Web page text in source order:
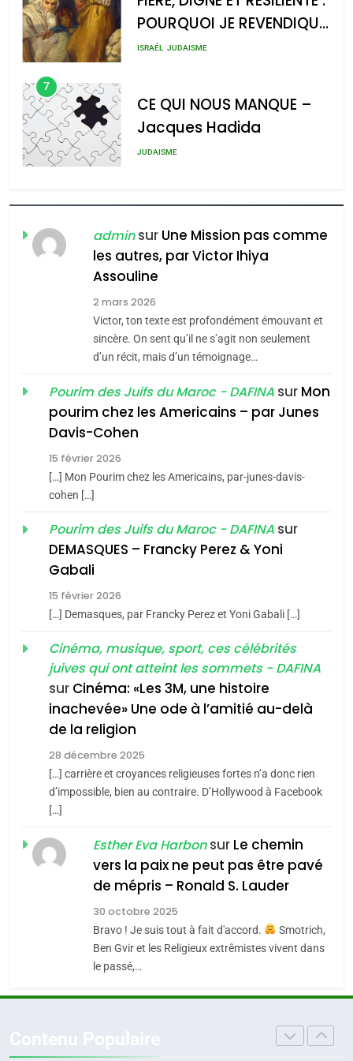
2025, l’année la plus
meurtrière selon le rapport
l’antisémitisme
admin 0
POURQUOI JE REVENDIQUE
MA JUDAÏTE par Thérèse
ISRAÉL JUDAISME
7
CE QUI NOUS MANQUE –
Jacques Hadida
JUDAISME
Maroc : Les amandes de
Tafraout, le miel de Tadla
Azilal consacrés produits
du terroir
DAFINA MAROC
Oeil ravageur – Vanessa
De Loya Stauber
CINEMA ISRAÉL
«Tu dis génocide, je dis
guerre»: La nouvelle
Tout sur la Nostalgie
SOUVENIRS
Accords d’Isaac:
l’alliance pourrait
s’étendre à 13 pays
d’Amérique latine
ISRAÉL JUDAISME
meurtrière selon le
rapport d’ADL contre
l’antisémitisme
FRANCE ISRAÉL
FIÈRE, DIGNE ET RÉSILIENTE :
POURQUOI JE REVENDIQUE
MA JUDAÏTE par Thérèse
Zrihen-Dvir
ISRAÉL JUDAISME
CE QUI NOUS MANQUE –
Jacques Hadida
Maroc : Les amandes de
adminsur Une Mission pas comme
les autres, par Victor Ihiya
Assouline
2 mars 2026
Victor, ton texte est profondément émouvant et
sincère. On sent qu’il ne s’agit non seulement
d’un récit, mais d’un témoignage…
Pourim des Juifs du Maroc - DAFINA sur Mon
pourim chez les Americains – par Junes
Davis-Cohen
15 février 2026
[…] Mon Pourim chez les Americains, par-junes-davis-
cohen […]
Pourim des Juifs du Maroc - DAFINA sur
DEMASQUES – Francky Perez & Yoni
Gabali
15 février 2026
[…] Demasques, par Francky Perez et Yoni Gabali […]
Cinéma, musique, sport, ces célébrités
juives qui ont atteint les sommets - DAFINA
sur Cinéma: «Les 3M, une histoire
inachevée» Une ode à l’amitié au-delà
de la religion
28 décembre 2025
[…] carrière et croyances religieuses fortes n’a donc rien
d’impossible, bien au contraire. D’Hollywood à Facebook
[…]
Esther Eva Harbonsur Le chemin
vers la paix ne peut pas être pavé
de mépris – Ronald S. Lauder
30 octobre 2025
Bravo ! Je suis tout à fait d'accord.
Smotrich,
Ben Gvir et les Religieux extrêmistes vivent dans
le passé,…
meurtrière selon le rapport
d’ADL contre
FIÈRE, DIGNE ET RÉSILIENTE :
MA JUDAÏTE par Thérèse
Zrihen-Dvir
ISRAÉL JUDAISME
Jacques Hadida
Maroc : Les amandes de
Tafraout, le miel de Tadla
Azilal consacrés produits
du terroir
DAFINA
Oeil ravageur – Vanessa De
CINEMA ISRAÉL
«Tu dis génocide, je dis
guerre»: La nouvelle
chanson de Boy George
ISRAÉL JUDAISME